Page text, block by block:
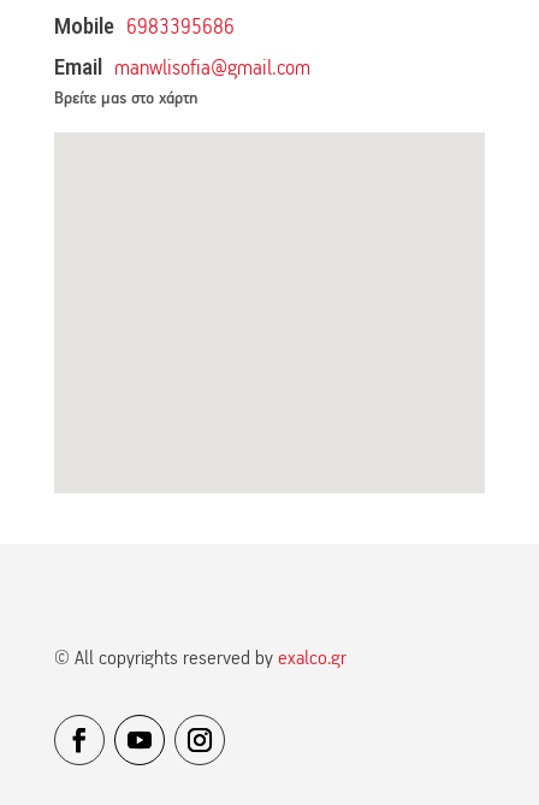
Mobile 6983395686
Email manwlisofia@gmail.com
Βρείτε μας στο χάρτη
© All copyrights reserved by exalco.gr